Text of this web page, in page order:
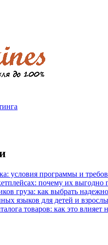
условия программы и
почему их выгодно
груза: как выбрать
языков для детей и
товаров: как это влияет